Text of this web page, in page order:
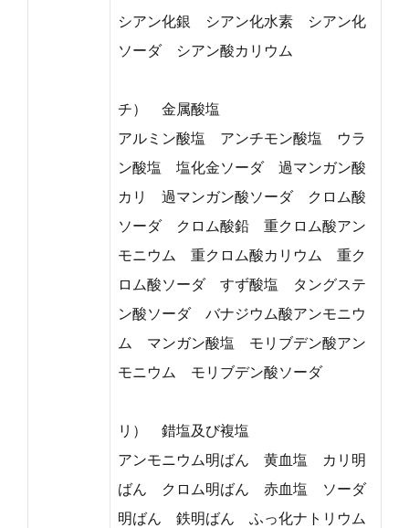
シアン化銀 シアン化水素 シアン化
ソーダ シアン酸カリウム
チ） 金属酸塩
アルミン酸塩 アンチモン酸塩 ウラ
ン酸塩 塩化金ソーダ 過マンガン酸
カリ 過マンガン酸ソーダ クロム酸
ソーダ クロム酸鉛 重クロム酸アン
モニウム 重クロム酸カリウム 重ク
ロム酸ソーダ すず酸塩 タングステ
ン酸ソーダ バナジウム酸アンモニウ
ム マンガン酸塩 モリブデン酸アン
モニウム モリブデン酸ソーダ
リ） 錯塩及び複塩
アンモニウム明ばん 黄血塩 カリ明
ばん クロム明ばん 赤血塩 ソーダ
明ばん 鉄明ばん ふっ化ナトリウム